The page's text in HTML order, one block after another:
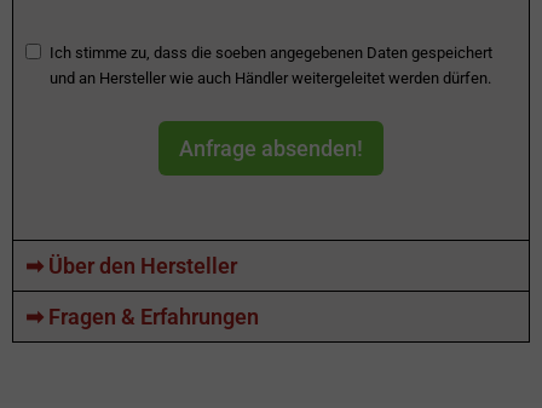
Ich stimme zu, dass die soeben angegebenen Daten gespeichert
und an Hersteller wie auch Händler weitergeleitet werden dürfen.
Anfrage absenden!
➡ Über den Hersteller
➡ Fragen & Erfahrungen